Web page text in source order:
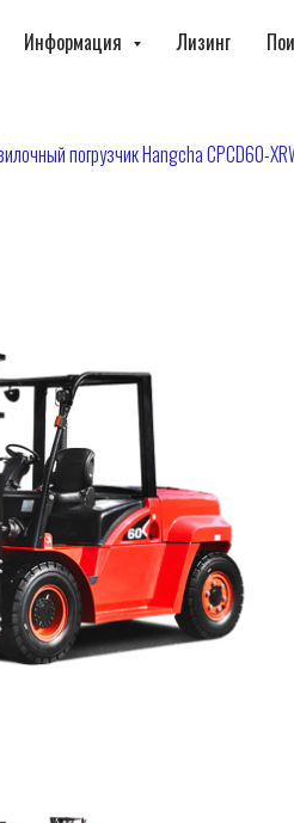
Информация Лизинг
погрузчик Hangcha CPCD60-